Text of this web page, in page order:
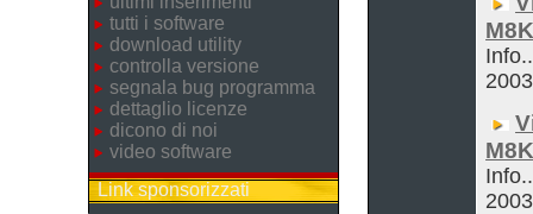
tutti i software
download utility
controlla versione
segnala bug programma
dettaglio licenze
dicono di noi
video software
Link sponsorizzati
2003
2003